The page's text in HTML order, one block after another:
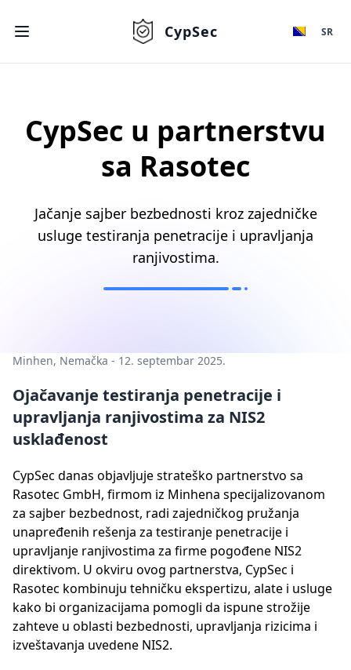
CypSec SR
CypSec u partnerstvu
sa Rasotec
Jačanje sajber bezbednosti kroz zajedničke
usluge testiranja penetracije i upravljanja
ranjivostima.
Minhen, Nemačka - 12. septembar 2025.
Ojačavanje testiranja penetracije i
upravljanja ranjivostima za NIS2
usklađenost
CypSec danas objavljuje strateško partnerstvo sa
Rasotec GmbH, firmom iz Minhena specijalizovanom
za sajber bezbednost, radi zajedničkog pružanja
unapređenih rešenja za testiranje penetracije i
upravljanje ranjivostima za firme pogođene NIS2
direktivom. U okviru ovog partnerstva, CypSec i
Rasotec kombinuju tehničku ekspertizu, alate i usluge
kako bi organizacijama pomogli da ispune strožije
zahteve u oblasti bezbednosti, upravljanja rizicima i
izveštavanja uvedene NIS2.